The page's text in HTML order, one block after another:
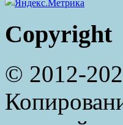
Copyright
© 2012-